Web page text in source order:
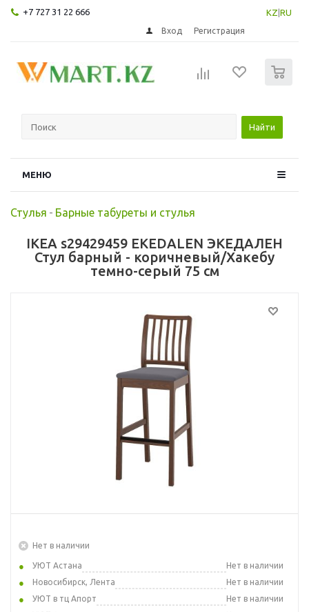
+7 727 31 22 666 KZ RU
Вход Регистрация
Найти
МЕНЮ
Стулья - Барные табуреты и стулья
IKEA s29429459 EKEDALEN ЭКЕДАЛЕН
Стул барный - коричневый/Хакебу
темно-серый 75 см
Нет в наличии
УЮТ Астана
Нет в наличии
Новосибирск, Лента
Нет в наличии
УЮТ в тц Апорт
Нет в наличии